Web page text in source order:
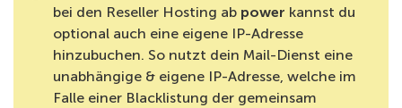
bei den Reseller Hosting ab power kannst du
optional auch eine eigene IP-Adresse
hinzubuchen. So nutzt dein Mail-Dienst eine
unabhängige & eigene IP-Adresse, welche im
Falle einer Blacklistung der gemeinsam